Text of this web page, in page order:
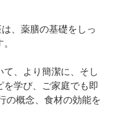
、薬膳の基礎をしっ
、より簡潔に、そし
学び、ご家庭でも即
の概念、食材の効能を